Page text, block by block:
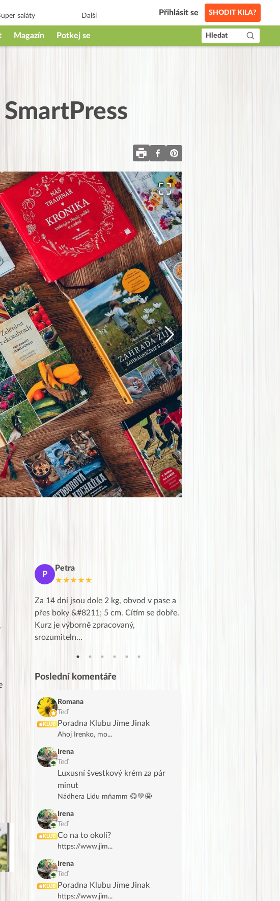
saláty Další Přihlásit se SHODIT KILA?
Magazín Potkej se Hledat
👏
P
Petra
★★★★★
Za 14 dní jsou dole 2 kg, obvod v pase a
přes boky &#8211; 5 cm. Cítím se dobře.
Kurz je výborně zpracovaný,
srozumiteln…
Poslední komentáře
KLUB
Romana
Teď
Poradna Klubu Jíme Jinak
Ahoj Irenko, mo...
Irena
Teď
Luxusní švestkový krém za pár
minut
Nádhera Lidu mňamm 😋💚🤩
KLUB
Irena
Teď
Co na to okolí?
https://www.jim...
KLUB
Irena
Teď
Poradna Klubu Jíme Jinak
https://www.jim...